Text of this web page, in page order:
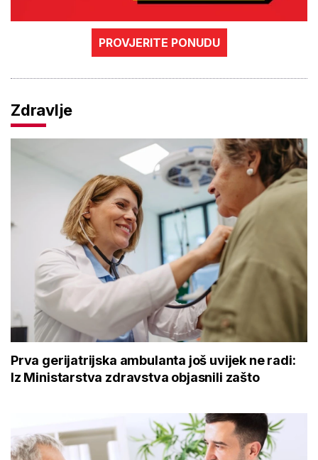
PROVJERITE PONUDU
Zdravlje
Prva gerijatrijska ambulanta još uvijek ne radi:
Iz Ministarstva zdravstva objasnili zašto